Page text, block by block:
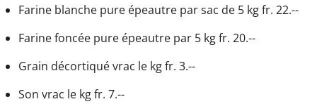
Farine blanche pure épeautre par sac de 5 kg fr. 22.--
Farine foncée pure épeautre par 5 kg fr. 20.--
Grain décortiqué vrac le kg fr. 3.--
Son vrac le kg fr. 7.--